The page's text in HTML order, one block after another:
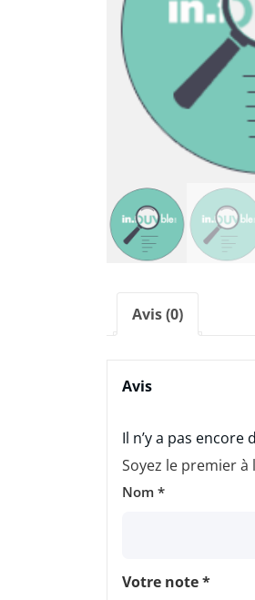
Avis (0)
Avis
Il n’y a pas encore
Soyez le premier à
Nom *
Votre note*